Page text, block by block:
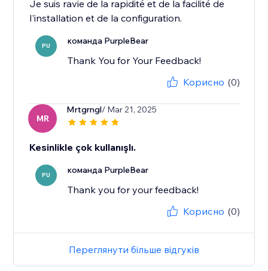
Je suis ravie de la rapidité et de la facilité de
l'installation et de la configuration.
PU команда PurpleBear
Thank You for Your Feedback!
Корисно (0)
MR
Mrtgrngl/ Mar 21, 2025
Kesinlikle çok kullanışlı.
PU команда PurpleBear
Thank you for your feedback!
Корисно (0)
Переглянути більше відгуків